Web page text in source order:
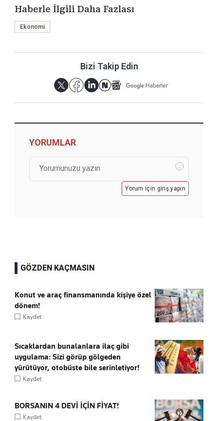
Haberle İlgili Daha Fazlası
Ekonomi
Bizi Takip Edin
YORUMLAR
Yorum için giriş yapın
GÖZDEN KAÇMASIN
Konut ve araç finansmanında kişiye özel
dönem!
Kaydet
Sıcaklardan bunalanlara ilaç gibi
uygulama: Sizi görüp gölgeden
yürütüyor, otobüste bile serinletiyor!
Kaydet
BORSANIN 4 DEVİ İÇİN FİYAT!
Kaydet